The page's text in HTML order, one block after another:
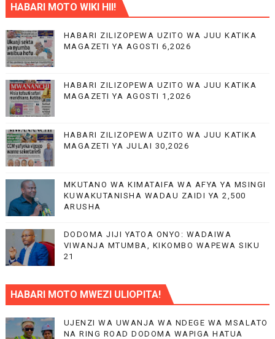
HABARI MOTO WIKI HII!
HABARI ZILIZOPEWA UZITO WA JUU KATIKA
MAGAZETI YA AGOSTI 6,2026
HABARI ZILIZOPEWA UZITO WA JUU KATIKA
MAGAZETI YA AGOSTI 1,2026
HABARI ZILIZOPEWA UZITO WA JUU KATIKA
MAGAZETI YA JULAI 30,2026
MKUTANO WA KIMATAIFA WA AFYA YA MSINGI
KUWAKUTANISHA WADAU ZAIDI YA 2,500
ARUSHA
DODOMA JIJI YATOA ONYO: WADAIWA
VIWANJA MTUMBA, KIKOMBO WAPEWA SIKU
21
HABARI MOTO MWEZI ULIOPITA!
UJENZI WA UWANJA WA NDEGE WA MSALATO
NA RING ROAD DODOMA WAPIGA HATUA